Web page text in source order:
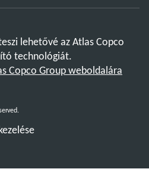
lehetővé az Atlas Copco
technológiát.
Copco Group weboldalára